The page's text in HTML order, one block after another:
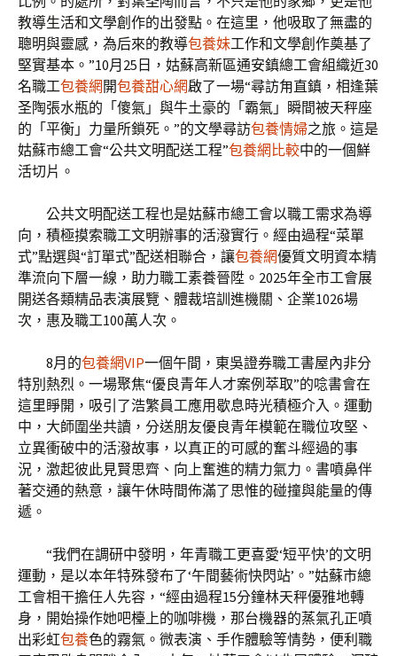
教導生活和文學創作的出發點。在這里，他吸取了無盡的
聰明與靈感，為后來的教導包養妹工作和文學創作奠基了
堅實基本。”10月25日，姑蘇高新區通安鎮總工會組織近30
名職工包養網 開包養甜心網啟了一場“尋訪甪直鎮，相逢葉
圣陶張水瓶的「傻氣」與牛土豪的「霸氣」瞬間被天秤座
的「平衡」力量所鎖死。”的文學尋訪包養情婦之旅。這是
姑蘇市總工會“公共文明配送工程”包養網比較中的一個鮮
活切片。
公共文明配送工程也是姑蘇市總工會以職工需求為導
向，積極摸索職工文明辦事的活潑實行。經由過程“菜單
式”點選與“訂單式”配送相聯合，讓包養網優質文明資本精
準流向下層一線，助力職工素養晉陞。2025年全市工會展
開送各類精品表演展覽、體裁培訓進機關、企業1026場
次，惠及職工100萬人次。
8月的包養網VIP一個午間，東吳證券職工書屋內非分
特別熱烈。一場聚焦“優良青年人才案例萃取”的唸書會在
這里睜開，吸引了浩繁員工應用歇息時光積極介入。運動
中，大師圍坐共讀，分送朋友優良青年模範在職位攻堅、
立異衝破中的活潑故事，以真正的可感的奮斗經過的事
況，激起彼此見賢思齊、向上奮進的精力氣力。書噴鼻伴
著交通的熱意，讓午休時間佈滿了思惟的碰撞與能量的傳
遞。
“我們在調研中發明，年青職工更喜愛‘短平快’的文明
運動，是以本年特殊發布了‘午間藝術快閃站’。”姑蘇市總
工會相干擔任人先容，“經由過程15分鐘林天秤優雅地轉
身，開始操作她吧檯上的咖啡機，那台機器的蒸氣孔正噴
出彩虹包養色的霧氣。微表演、手作體驗等情勢，便利職